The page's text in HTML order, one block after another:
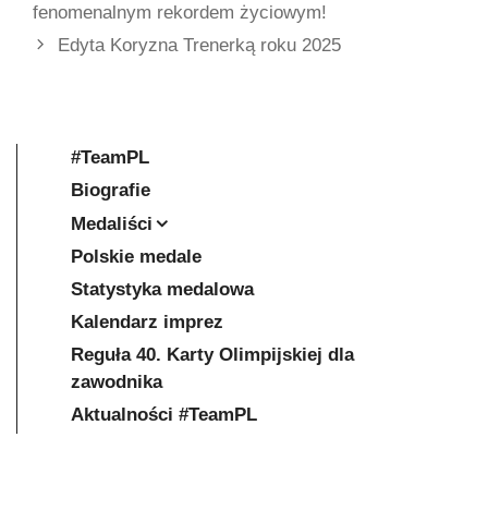
fenomenalnym rekordem życiowym!
Edyta Koryzna Trenerką roku 2025
#TeamPL
Biografie
Medaliści
Polskie medale
Statystyka medalowa
Kalendarz imprez
Reguła 40. Karty Olimpijskiej dla
zawodnika
Aktualności #TeamPL